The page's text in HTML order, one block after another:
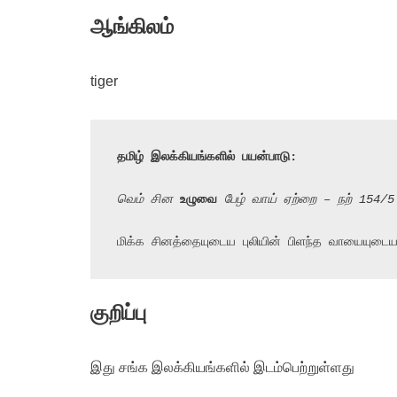
ஆங்கிலம்
tiger
தமிழ் இலக்கியங்களில் பயன்பாடு:
வெம் சின உழுவை பேழ் வாய் ஏற்றை – நற் 154/5
மிக்க சினத்தையுடைய புலியின் பிளந்த
குறிப்பு
இது சங்க இலக்கியங்களில் இடம்பெற்றுள்ளது